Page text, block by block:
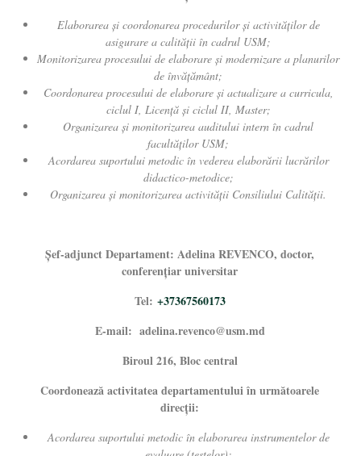
Elaborarea și coordonarea procedurilor și activităţilor de
asigurare a calităţii în cadrul USM;
Monitorizarea procesului de elaborareși modernizarea planurilor
de învățământ;
Coordonarea procesului de elaborareși actualizarea curricula,
ciclul I, Licenţă şi ciclul II, Master;
Organizarea și monitorizarea auditului intern în cadrul
facultăților USM;
Acordarea suportului metodic în vederea elaborării lucrărilor
didactico-metodice;
Organizarea și monitorizarea activităţii Consiliului Calităţii.
Şef-adjunct Departament: Adelina REVENCO, doctor,
conferențiar universitar
Tel: +37367560173
E-mail: adelina.revenco@usm.md
Biroul 216, Bloc central
Coordonează activitatea departamentului în următoarele
direcţii:
Acordarea suportului metodic în elaborarea instrumentelor de